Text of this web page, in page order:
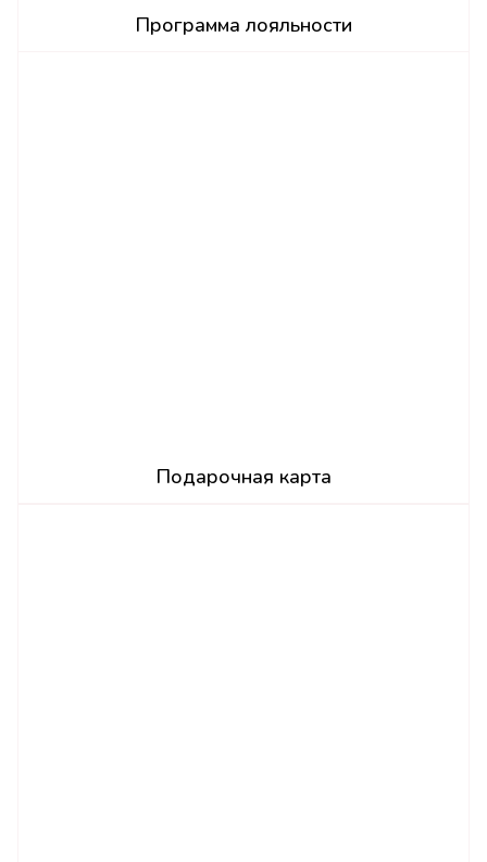
Программа лояльности
Подарочная карта